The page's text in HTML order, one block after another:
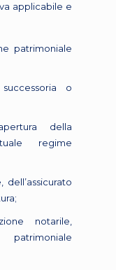
applicabile e
patrimoniale
o
della
regime
notarile,